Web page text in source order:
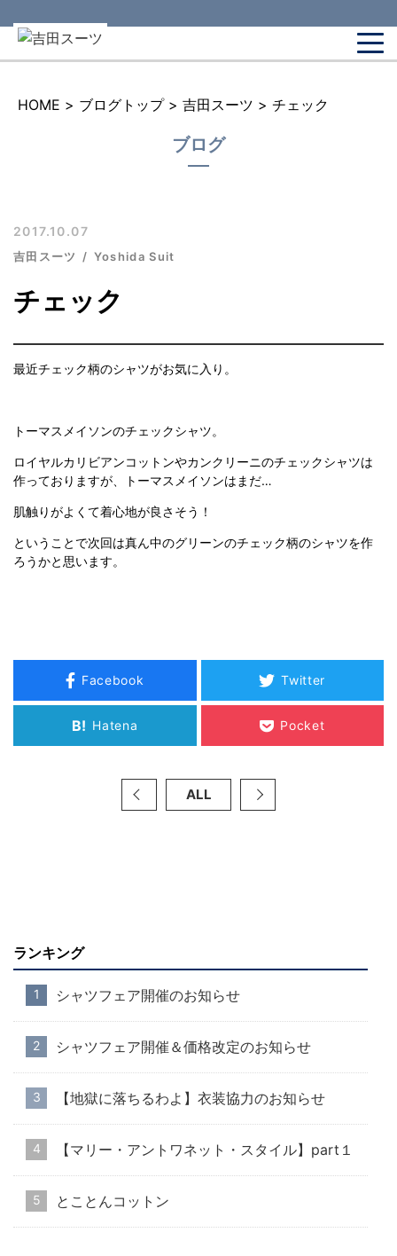
HOME > ブログトップ > 吉田スーツ > チェック
ブログ
2017.10.07
吉田スーツ Yoshida Suit
チェック
最近チェック柄のシャツがお気に入り。
トーマスメイソンのチェックシャツ。
ロイヤルカリビアンコットンやカンクリーニのチェックシャツは
作っておりますが、トーマスメイソンはまだ…
肌触りがよくて着心地が良さそう！
ということで次回は真ん中のグリーンのチェック柄のシャツを作
ろうかと思います。
Facebook Twitter
B! Hatena Pocket
ALL
ランキング
シャツフェア開催のお知らせ
シャツフェア開催＆価格改定のお知らせ
【地獄に落ちるわよ】衣装協力のお知らせ
【マリー・アントワネット・スタイル】part１
とことんコットン